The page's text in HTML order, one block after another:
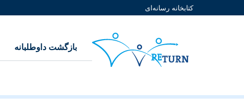
کتابخانه رسانه‌ای
بازگشت داوطلبانه